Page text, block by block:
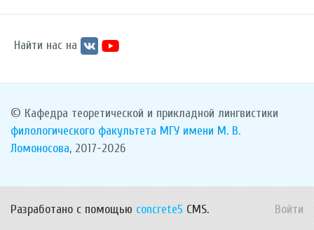
Найти нас на
© Кафедра теоретической и прикладной лингвистики
филологического факультета МГУ имени М. В.
Ломоносова, 2017-2026
Разработано с помощью concrete5 CMS. Войти